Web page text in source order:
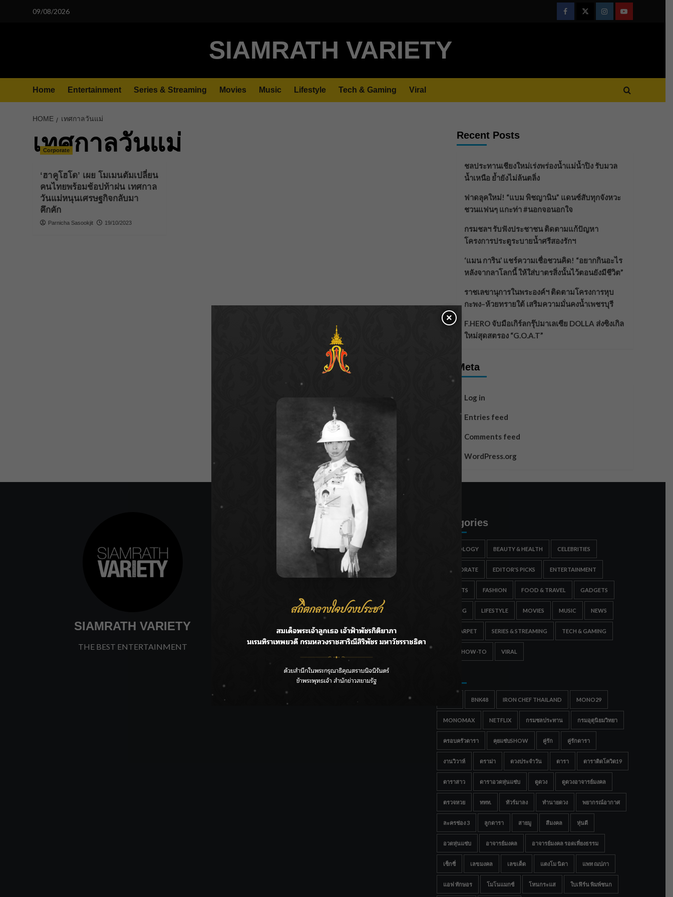
09/08/2026
FacebookTwitterInstagramYoutube
SIAMRATH VARIETY
Home Entertainment Series & Streaming Movies Music Lifestyle Tech & Gaming Viral
HOME เทศกาลวันแม่
เทศกาลวันแม่
Corporate
‘ฮาคูโฮโด’ เผย โมเมนตัมเปลี่ยน
คนไทยพร้อมช้อปท้าฝน เทศกาล
วันแม่หนุนเศรษฐกิจกลับมา
คึกคัก
Parnicha Sasookjit 19/10/2023
Recent Posts
ชลประทานเชียงใหม่เร่งพร่องน้ำแม่น้ำปิง รับมวล
น้ำเหนือ ย้ำยังไม่ล้นตลิ่ง
ฟาดลุคใหม่! “แบม พิชญานิน” แดนซ์สับทุกจังหวะ
ชวนแฟนๆ แกะท่า #นอกจอนอกใจ
กรมชลฯ รับฟังประชาชน ติดตามแก้ปัญหา
โครงการประตูระบายน้ำศรีสองรักฯ
‘แมน การิน’ แชร์ความเชื่อชวนคิด! “อยากกินอะไร
หลังจากลาโลกนี้ ให้ใส่บาตรสิ่งนั้นไว้ตอนยังมีชีวิต”
ราชเลขานุการในพระองค์ฯ ติดตามโครงการหุบ
กะพง–ห้วยทรายใต้ เสริมความมั่นคงน้ำเพชรบุรี
F.HERO จับมือเกิร์ลกรุ๊ปมาเลเซีย DOLLA ส่งซิงเกิล
ใหม่สุดสตรอง “G.O.A.T”
Meta
Log in
Entries feed
Comments feed
WordPress.org
SIAMRATH VARIETY
THE BEST ENTERTAINMENT
ชลประทานเชียงใหม่เร่งพร่องน้ำแม่น้ำปิง รับมวลน้ำเหนือ ย้ำ
ฟาดลุคใหม่! “แบม พิชญานิน” แดนซ์สับทุกจังหวะ ชวนแฟนๆ
กรมชลฯ รับฟังประชาชน ติดตามแก้ปัญหาโครงการประตู
ระบายน้ำศรีสองรักฯ
‘แมน การิน’ แชร์ความเชื่อชวนคิด! “อยากกินอะไรหลังจาก
ลาโลกนี้ ให้ใส่บาตรสิ่งนั้นไว้ตอนยังมีชีวิต”
ราชเลขานุการในพระองค์ฯ ติดตามโครงการหุบกะพง–ห้วย
ทรายใต้ เสริมความมั่นคงน้ำเพชรบุรี
Categories
ASTROLOGY BEAUTY & HEALTH CELEBRITIES
CORPORATE EDITOR'S PICKS ENTERTAINMENT
ESPORTS FASHION FOOD & TRAVEL GADGETS
GAMING LIFESTYLE MOVIES MUSIC NEWS
RED CARPET SERIES & STREAMING TECH & GAMING
TIPS & HOW-TO VIRAL
BNK48 IRON CHEF THAILAND MONO29
MONOMAX NETFLIX กรมชลประทาน กรมอุตุนิยมวิทยา
ครอบครัวดารา คุยแซ่บSHOW คู่รัก คู่รักดารา
งานวิวาห์ ดราม่า ดวงประจำวัน ดารา ดาราติดโควิด19
ดาราสาว ดาราอวดหุ่นแซ่บ ดูดวง ดูดวงอาจารย์มงคล
ตรวจหวย ททท. ทัวร์มาลง ทำนายดวง พยากรณ์อากาศ
ละครช่อง 3 ลูกดารา สายมู สีมงคล หุ่นดี
อวดหุ่นแซ่บ อาจารย์มงคล อาจารย์มงคล รอดเที่ยงธรรม
เซ็กซี่ เลขมงคล เลขเด็ด แตงโม นิดา แพท ณปภา
แอฟ ทักษอร โมโนแมกซ์ โหนกระแส ใบเฟิร์น พิมพ์ชนก
×